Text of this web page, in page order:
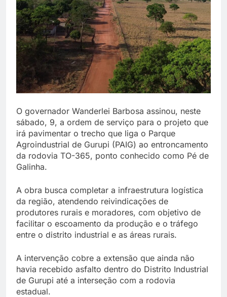
O governador Wanderlei Barbosa assinou, neste
sábado, 9, a ordem de serviço para o projeto que
irá pavimentar o trecho que liga o Parque
Agroindustrial de Gurupi (PAIG) ao entroncamento
da rodovia TO-365, ponto conhecido como Pé de
Galinha.
A obra busca completar a infraestrutura logística
da região, atendendo reivindicações de
produtores rurais e moradores, com objetivo de
facilitar o escoamento da produção e o tráfego
entre o distrito industrial e as áreas rurais.
A intervenção cobre a extensão que ainda não
havia recebido asfalto dentro do Distrito Industrial
de Gurupi até a interseção com a rodovia
estadual.